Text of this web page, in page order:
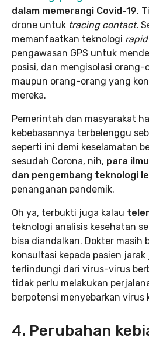
dalam memerangi Covid-19.
drone untuk tracing contact.
memanfaatkan teknologi
pengawasan GPS untuk
posisi, dan mengisolasi
maupun orang-orang yang
mereka.
Pemerintah dan masyarakat
kebebasannya terbelenggu
seperti ini demi keselamatan
sesudah Corona, nih, para
dan pengembang teknologi
penanganan pandemik.
Oh ya, terbukti juga kalau
teknologi analisis kesehatan
bisa diandalkan. Dokter masih
konsultasi kepada pasien
terlindungi dari virus-virus
tidak perlu melakukan
berpotensi menyebarkan virus
4. Perubahan